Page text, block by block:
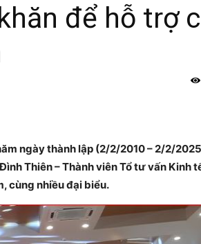
để hỗ trợ
ngày thành lập (2/2/2010 – 2/2/
Thiên – Thành viên Tổ tư vấn Kinh
cùng nhiều đại biểu.